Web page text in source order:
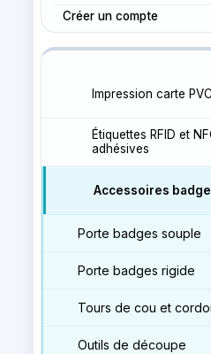
Créer un compte
Impression carte PVC
Étiquettes RFID et
adhésives
Accessoires
Porte badges souple
Porte badges rigide
Tours de cou et
Outils de découpe